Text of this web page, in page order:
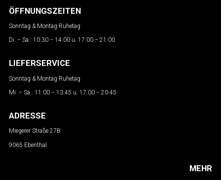
ÖFFNUNGSZEITEN
Sonntag & Montag Ruhetag
Di. − Sa.: 10:30 − 14:00 u. 17:00 − 21:00
LIEFERSERVICE
Sonntag & Montag Ruhetag
Mi. − Sa.: 11:00 − 13:45 u. 17:00 − 20:45
ADRESSE
Miegerer Straße 27B
9065 Ebenthal
MEHR